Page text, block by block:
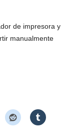
de impresora y
manualmente